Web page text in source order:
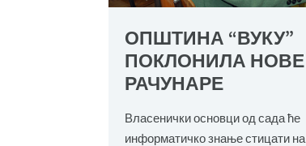
ОПШТИНА “ВУКУ”
ПОКЛОНИЛА НОВЕ
РАЧУНАРЕ
Власенички основци од сада ће
информатичко знање стицати на